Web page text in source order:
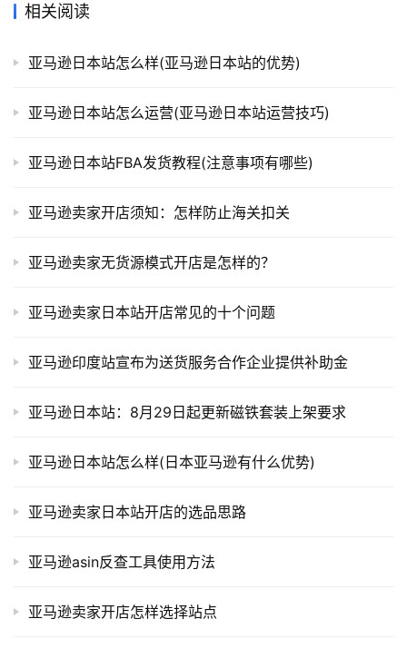
相关阅读
亚马逊日本站怎么样(亚马逊日本站的优势)
亚马逊日本站怎么运营(亚马逊日本站运营技巧)
亚马逊日本站FBA发货教程(注意事项有哪些)
亚马逊卖家开店须知：怎样防止海关扣关
亚马逊卖家无货源模式开店是怎样的？
亚马逊卖家日本站开店常见的十个问题
亚马逊印度站宣布为送货服务合作企业提供补助金
亚马逊日本站：8月29日起更新磁铁套装上架要求
亚马逊日本站怎么样(日本亚马逊有什么优势)
亚马逊卖家日本站开店的选品思路
亚马逊asin反查工具使用方法
亚马逊卖家开店怎样选择站点